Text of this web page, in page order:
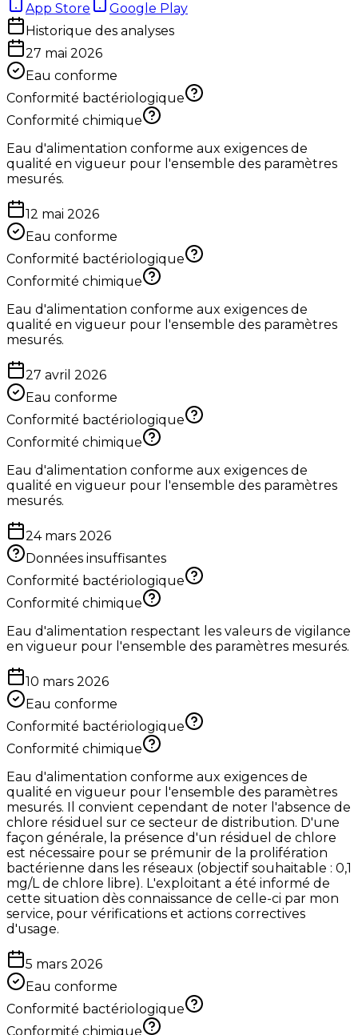
App Store
Google Play
Historique des analyses
27 mai 2026
Eau conforme
Conformité bactériologique
Conformité chimique
Eau d'alimentation conforme aux exigences de
qualité en vigueur pour l'ensemble des paramètres
mesurés.
12 mai 2026
Eau conforme
Conformité bactériologique
Conformité chimique
Eau d'alimentation conforme aux exigences de
qualité en vigueur pour l'ensemble des paramètres
mesurés.
27 avril 2026
Eau conforme
Conformité bactériologique
Conformité chimique
Eau d'alimentation conforme aux exigences de
qualité en vigueur pour l'ensemble des paramètres
mesurés.
24 mars 2026
Données insuffisantes
Conformité bactériologique
Conformité chimique
Eau d'alimentation respectant les valeurs de vigilance
en vigueur pour l'ensemble des paramètres mesurés.
10 mars 2026
Eau conforme
Conformité bactériologique
Conformité chimique
Eau d'alimentation conforme aux exigences de
qualité en vigueur pour l'ensemble des paramètres
mesurés. Il convient cependant de noter l'absence de
chlore résiduel sur ce secteur de distribution. D'une
façon générale, la présence d'un résiduel de chlore
est nécessaire pour se prémunir de la prolifération
bactérienne dans les réseaux (objectif souhaitable : 0,1
mg/L de chlore libre). L'exploitant a été informé de
cette situation dès connaissance de celle-ci par mon
service, pour vérifications et actions correctives
d'usage.
5 mars 2026
Eau conforme
Conformité bactériologique
Conformité chimique